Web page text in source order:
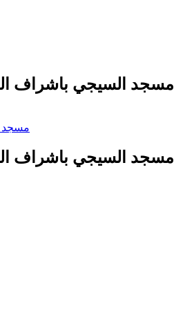
مسجد السيجي باشراف
مسجد
مسجد السيجي باشراف